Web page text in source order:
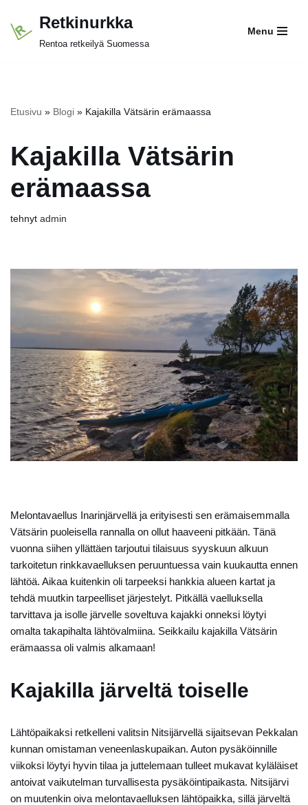
Siirry
Retkinurkka
Rentoa retkeilyä Suomessa
Menu
Etusivu » Blogi » Kajakilla Vätsärin erämaassa
Kajakilla Vätsärin
erämaassa
tehnyt admin
Melontavaellus Inarinjärvellä ja erityisesti sen erämaisemmalla
Vätsärin puoleisella rannalla on ollut haaveeni pitkään. Tänä
vuonna siihen yllättäen tarjoutui tilaisuus syyskuun alkuun
tarkoitetun rinkkavaelluksen peruuntuessa vain kuukautta ennen
lähtöä. Aikaa kuitenkin oli tarpeeksi hankkia alueen kartat ja
tehdä muutkin tarpeelliset järjestelyt. Pitkällä vaelluksella
tarvittava ja isolle järvelle soveltuva kajakki onneksi löytyi
omalta takapihalta lähtövalmiina. Seikkailu kajakilla Vätsärin
erämaassa oli valmis alkamaan!
Kajakilla järveltä toiselle
Lähtöpaikaksi retkelleni valitsin Nitsijärvellä sijaitsevan Pekkalan
kunnan omistaman veneenlaskupaikan. Auton pysäköinnille
viikoksi löytyi hyvin tilaa ja juttelemaan tulleet mukavat kyläläiset
antoivat vaikutelman turvallisesta pysäköintipaikasta. Nitsijärvi
on muutenkin oiva melontavaelluksen lähtöpaikka, sillä järveltä